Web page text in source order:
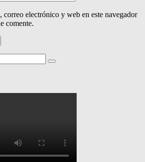
correo electrónico y web en este navegador
comente.